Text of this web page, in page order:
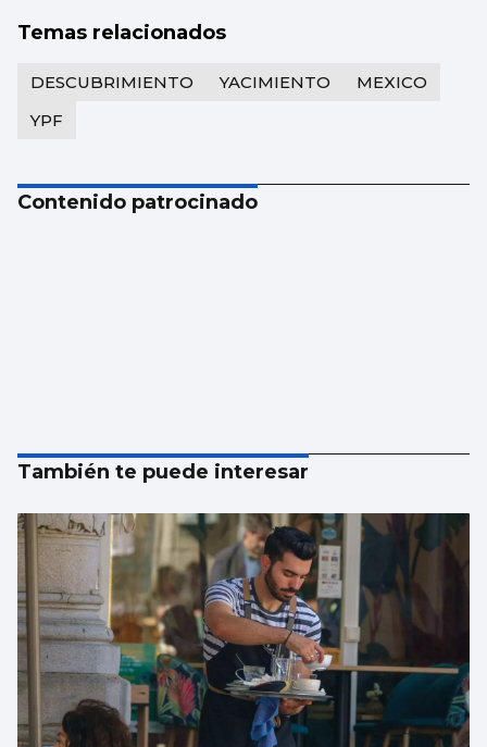
Temas relacionados
DESCUBRIMIENTO YACIMIENTO
MEXICO
YPF
Contenido patrocinado
También te puede interesar